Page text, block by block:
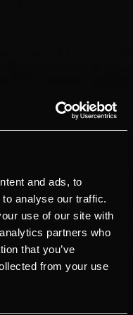
and ads, to
analyse our traffic.
use of our site with
partners who
that you’ve
from your use